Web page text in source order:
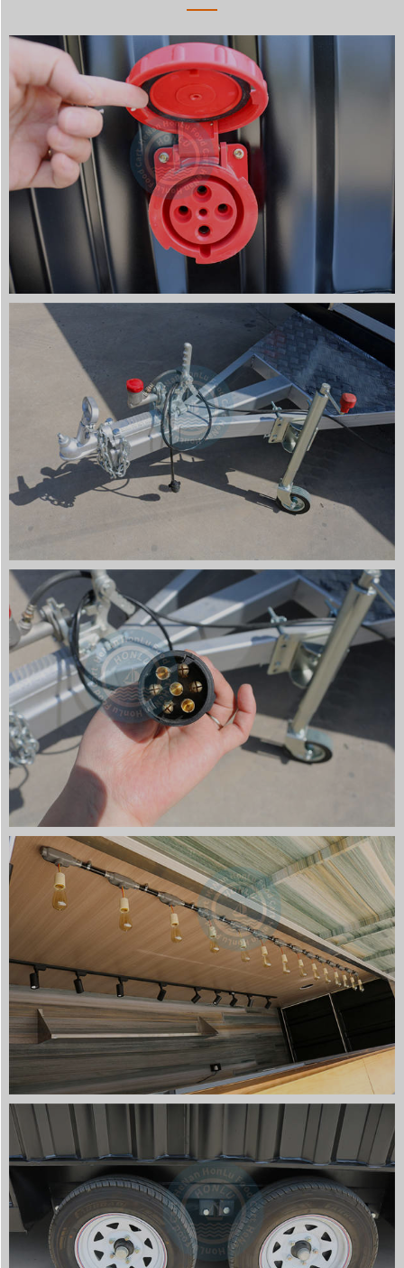
Italiano
Português
Русский
Nederlands
Македонски јазик
Ελληνικά
Čeština
Slovenščina
Latviešu valoda
Dansk
Hrvatski
Српски језик
Български
Nederlands (België)
हिन्दी
Norsk bokmål
Slovenčina
Svenska